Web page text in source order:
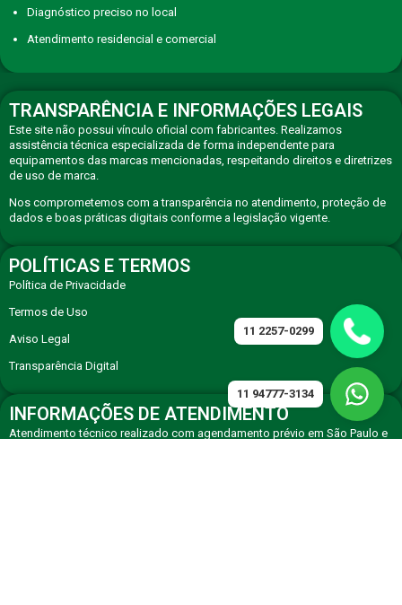
Diagnóstico preciso no local
Atendimento residencial e comercial
TRANSPARÊNCIA E INFORMAÇÕES LEGAIS
Este site não possui vínculo oficial com fabricantes. Realizamos
assistência técnica especializada de forma independente para
equipamentos das marcas mencionadas, respeitando direitos e diretrizes
de uso de marca.
Nos comprometemos com a transparência no atendimento, proteção de
dados e boas práticas digitais conforme a legislação vigente.
POLÍTICAS E TERMOS
Política de Privacidade
Termos de Uso
Aviso Legal
Transparência Digital
INFORMAÇÕES DE ATENDIMENTO
Atendimento técnico realizado com agendamento prévio em São Paulo e
11 2257-0299
11 94777-3134